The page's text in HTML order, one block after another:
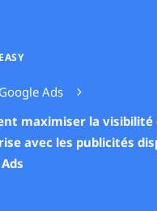
Google Ads 5
maximiser la visibilité
avec les publicités